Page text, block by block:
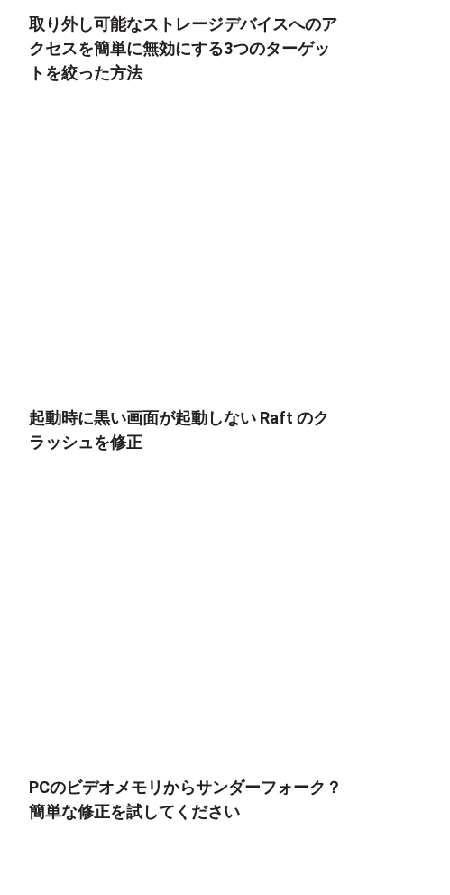
取り外し可能なストレージデバイスへのア
クセスを簡単に無効にする3つのターゲッ
トを絞った方法
起動時に黒い画面が起動しない Raft のク
ラッシュを修正
PCのビデオメモリからサンダーフォーク？
簡単な修正を試してください